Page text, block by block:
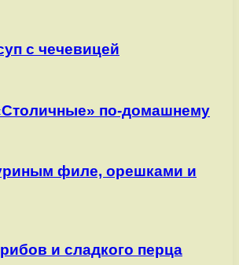
с чечевицей
по-домашнему
филе, орешками и
и сладкого перца